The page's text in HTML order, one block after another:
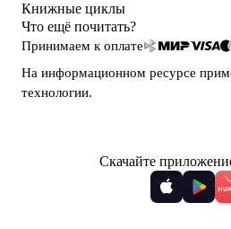
Книжные циклы
Что ещё почитать?
Принимаем к оплате
На информационном ресурсе
технологии.
Скачайте